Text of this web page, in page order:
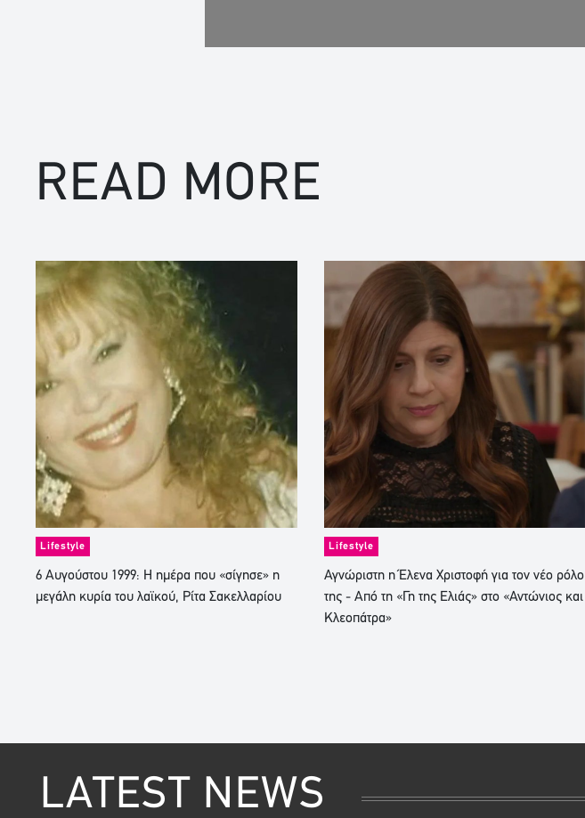
READ MORE
Lifestyle
6 Αυγούστου 1999: Η ημέρα που «σίγησε» η
μεγάλη κυρία του λαϊκού, Ρίτα Σακελλαρίου
Lifestyle
Αγνώριστη η Έλενα Χριστοφή για τον νέο ρόλο
της - Από τη «Γη της Ελιάς» στο «Αντώνιος και
Κλεοπάτρα»
LATEST NEWS